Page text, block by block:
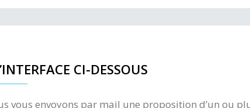
CI-DESSOUS
vous envoyons par mail une proposition d’un ou